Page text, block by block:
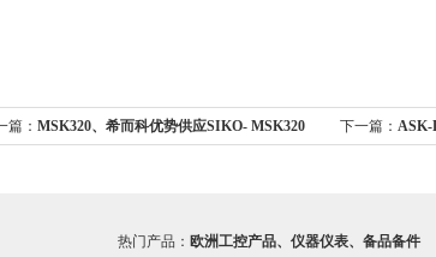
篇： MSK320、希而科优势供应SIKO- MSK320 下一篇： ASK-
热门产品： 欧洲工控产品、仪器仪表、备品备件